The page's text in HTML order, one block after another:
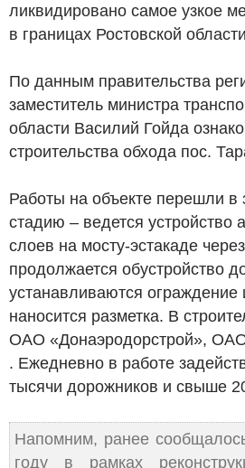
ликвидировано самое узкое
в границах Ростовской
По данным правительства
заместитель министра
области Василий Гойда
строительства обхода пос.
Работы на объекте перешли
стадию – ведется устройство
слоев на мосту-эстакаде
продолжается обустройство
устанавливаются
наносится разметка. В
ОАО «Донаэродорстрой»,
. Ежедневно в работе
тысячи дорожников и свыше
Напомним, ранее
году в рамках